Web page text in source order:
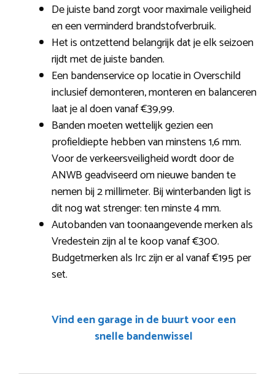
De juiste band zorgt voor maximale veiligheid
en een verminderd brandstofverbruik.
Het is ontzettend belangrijk dat je elk seizoen
rijdt met de juiste banden.
Een bandenservice op locatie in Overschild
inclusief demonteren, monteren en balanceren
laat je al doen vanaf €39,99.
Banden moeten wettelijk gezien een
profieldiepte hebben van minstens 1,6 mm.
Voor de verkeersveiligheid wordt door de
ANWB geadviseerd om nieuwe banden te
nemen bij 2 millimeter. Bij winterbanden ligt is
dit nog wat strenger: ten minste 4 mm.
Autobanden van toonaangevende merken als
Vredestein zijn al te koop vanaf €300.
Budgetmerken als Irc zijn er al vanaf €195 per
set.
Vind een garage in de buurt voor een
snelle bandenwissel